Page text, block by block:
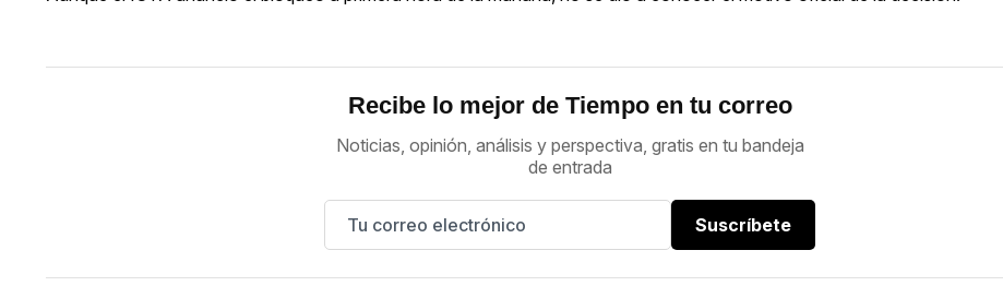
Recibe lo mejor de Tiempo en tu correo
Noticias, opinión, análisis y perspectiva, gratis en tu bandeja
de entrada
Suscríbete